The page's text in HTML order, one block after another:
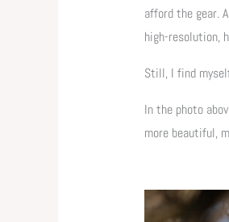
afford the gear.
high-resolution,
Still, I find
In the photo
more beautiful,